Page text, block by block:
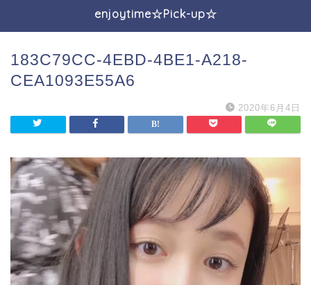
enjoytime☆Pick-up☆
183C79CC-4EBD-4BE1-A218-
CEA1093E55A6
2020年6月4日